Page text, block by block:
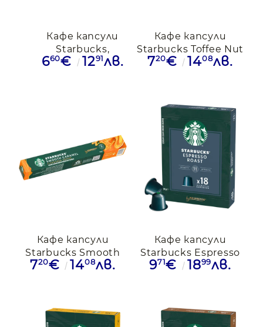
Кафе капсули
Starbucks,
Sumatra,10бр.,Nespresso
660€ 1291лв.
Кафе капсули
Starbucks Toffee Nut
съвместими с
720€ 1408лв.
Кафе капсули
Starbucks Smooth
Caramel
720€ 1408лв.
Кафе капсули
Starbucks Espresso
Roast, 18бр.
971€ 1899лв.